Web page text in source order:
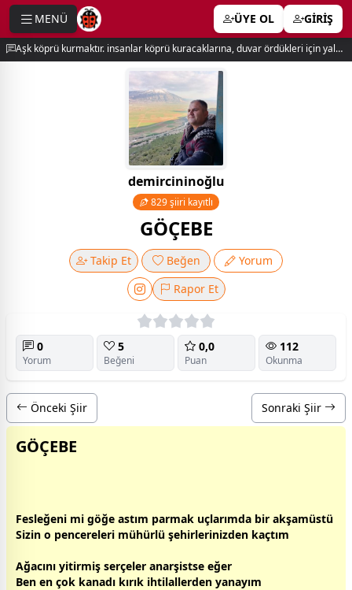
MENÜ ÜYE OL GİRİŞ
Aşk köprü kurmaktır. insanlar köprü kuracaklarına, duvar ördükleri için yalnız kalırlar. newton
demircininoğlu
829 şiiri kayıtlı
GÖÇEBE
Takip Et Beğen
Yorum
Rapor Et
0
Yorum
5
Beğeni
0,0
Puan
112
Okunma
Önceki Şiir Sonraki Şiir
GÖÇEBE
Fesleğeni mi göğe astım parmak uçlarımda bir akşamüstü
Sizin o pencereleri mühürlü şehirlerinizden kaçtım
Ağacını yitirmiş serçeler anarşistse eğer
Ben en çok kanadı kırık ihtilallerden yanayım
menu